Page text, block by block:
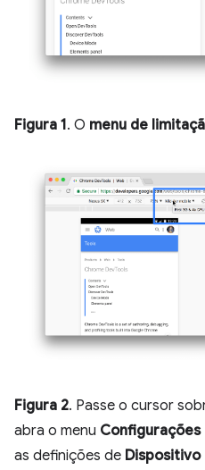
Figura 1. O menu de
Figura 2. Passe o cursor
abra o menu
as definições de